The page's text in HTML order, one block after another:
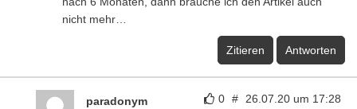
nicht mehr…
Zitieren Antworten
0 # 26.07.20 um 17:28
paradonym